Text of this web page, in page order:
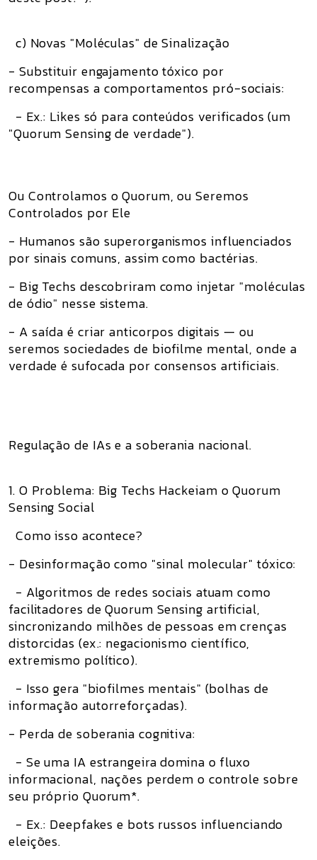
c) Novas "Moléculas" de Sinalização
- Substituir engajamento tóxico por
recompensas a comportamentos pró-sociais:
- Ex.: Likes só para conteúdos verificados (um
"Quorum Sensing de verdade").
Ou Controlamos o Quorum, ou Seremos
Controlados por Ele
- Humanos são superorganismos influenciados
por sinais comuns, assim como bactérias.
- Big Techs descobriram como injetar "moléculas
de ódio" nesse sistema.
- A saída é criar anticorpos digitais — ou
seremos sociedades de biofilme mental, onde a
verdade é sufocada por consensos artificiais.
Regulação de IAs e a soberania nacional.
1. O Problema: Big Techs Hackeiam o Quorum
Sensing Social
Como isso acontece?
- Desinformação como "sinal molecular" tóxico:
- Algoritmos de redes sociais atuam como
facilitadores de Quorum Sensing artificial,
sincronizando milhões de pessoas em crenças
distorcidas (ex.: negacionismo científico,
extremismo político).
- Isso gera "biofilmes mentais" (bolhas de
informação autorreforçadas).
- Perda de soberania cognitiva:
- Se uma IA estrangeira domina o fluxo
informacional, nações perdem o controle sobre
seu próprio Quorum*.
- Ex.: Deepfakes e bots russos influenciando
eleições.